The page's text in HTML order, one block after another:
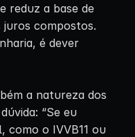
reduz a base de
compostos.
é dever
a natureza dos
“Se eu
como o IVVB11 ou